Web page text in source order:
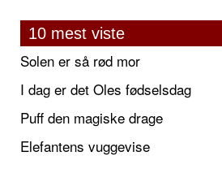
10 mest viste
Solen er så rød mor
I dag er det Oles fødselsdag
Puff den magiske drage
Elefantens vuggevise